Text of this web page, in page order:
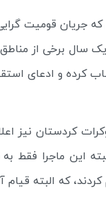
جریان قومیت
سال برخی از
کرده و ادعای
کردستان نیز
این ماجرا فقط
کردند، که البته